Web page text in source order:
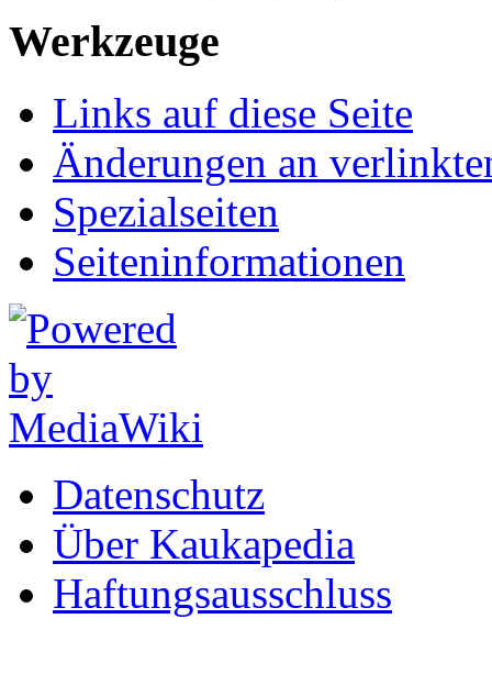
Werkzeuge
Links auf diese Seite
Änderungen an
Spezialseiten
Seiten­informationen
Datenschutz
Über Kaukapedia
Haftungsausschluss